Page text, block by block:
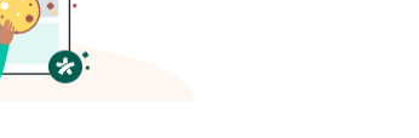
Ubezpieczenia